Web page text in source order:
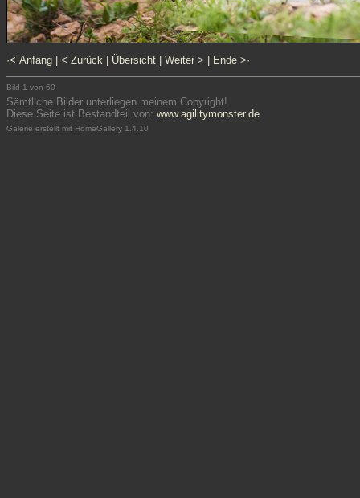
·< Anfang < Zurück Übersicht Weiter > Ende >·
Bild 1 von 60
Sämtliche Bilder unterliegen meinem Copyright!
Diese Seite ist Bestandteil von: www.agilitymonster.de
Galerie erstellt mit HomeGallery 1.4.10